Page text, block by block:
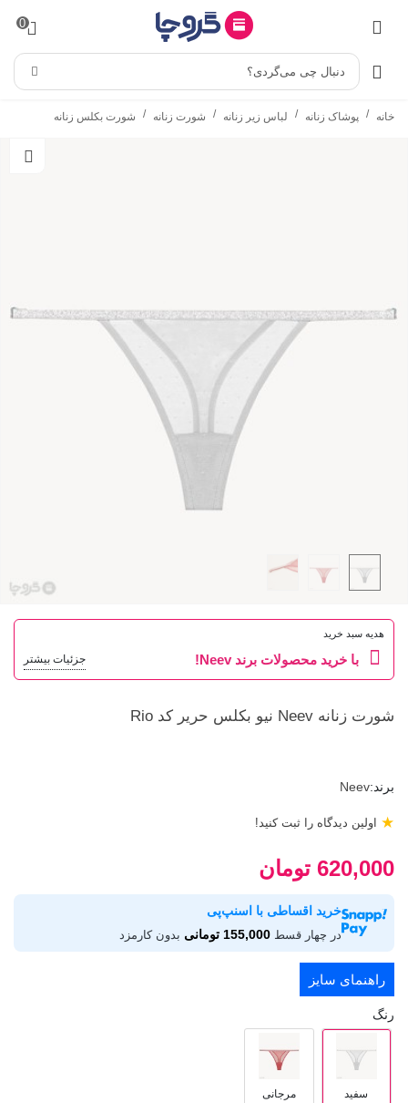
0
دنبال چی می‌گردی؟
خانه / پوشاک زنانه / لباس زیر زنانه / شورت زنانه / شورت بکلس زنانه
هدیه سبد خرید
با خرید محصولات برند Neev! جزئیات بیشتر
شورت زنانه Neev نیو بکلس حریر کد Rio
برند:Neev
اولین دیدگاه را ثبت کنید! ★
620,000 تومان
خرید اقساطی با اسنپ‌پی
در چهار قسط 155,000 تومانی بدون کارمزد
راهنمای سایز
رنگ
سفید مرجانی